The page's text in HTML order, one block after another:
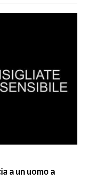
a un uomo a